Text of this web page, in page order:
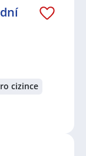
cizince